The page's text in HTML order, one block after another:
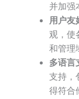
并加强
用户友
观，使
和管理
多语言
支持，
得符合